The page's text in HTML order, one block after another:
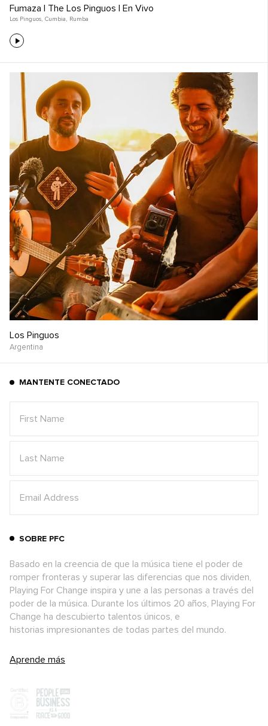
Fumaza | The Los Pinguos | En Vivo
Los Pinguos, Cumbia , Rumba
Los Pinguos
Argentina
MANTENTE CONECTADO
SOBRE PFC
Basado en la creencia de que la música tiene el poder de
romper fronteras y superar las diferencias que nos dividen,
Playing For Change inspira y une a las personas a través del
poder de la música. Durante los últimos 20 años, Playing For
Change ha descubierto talentos únicos, e
historias impresionantes de todas partes del mundo.
Aprende más